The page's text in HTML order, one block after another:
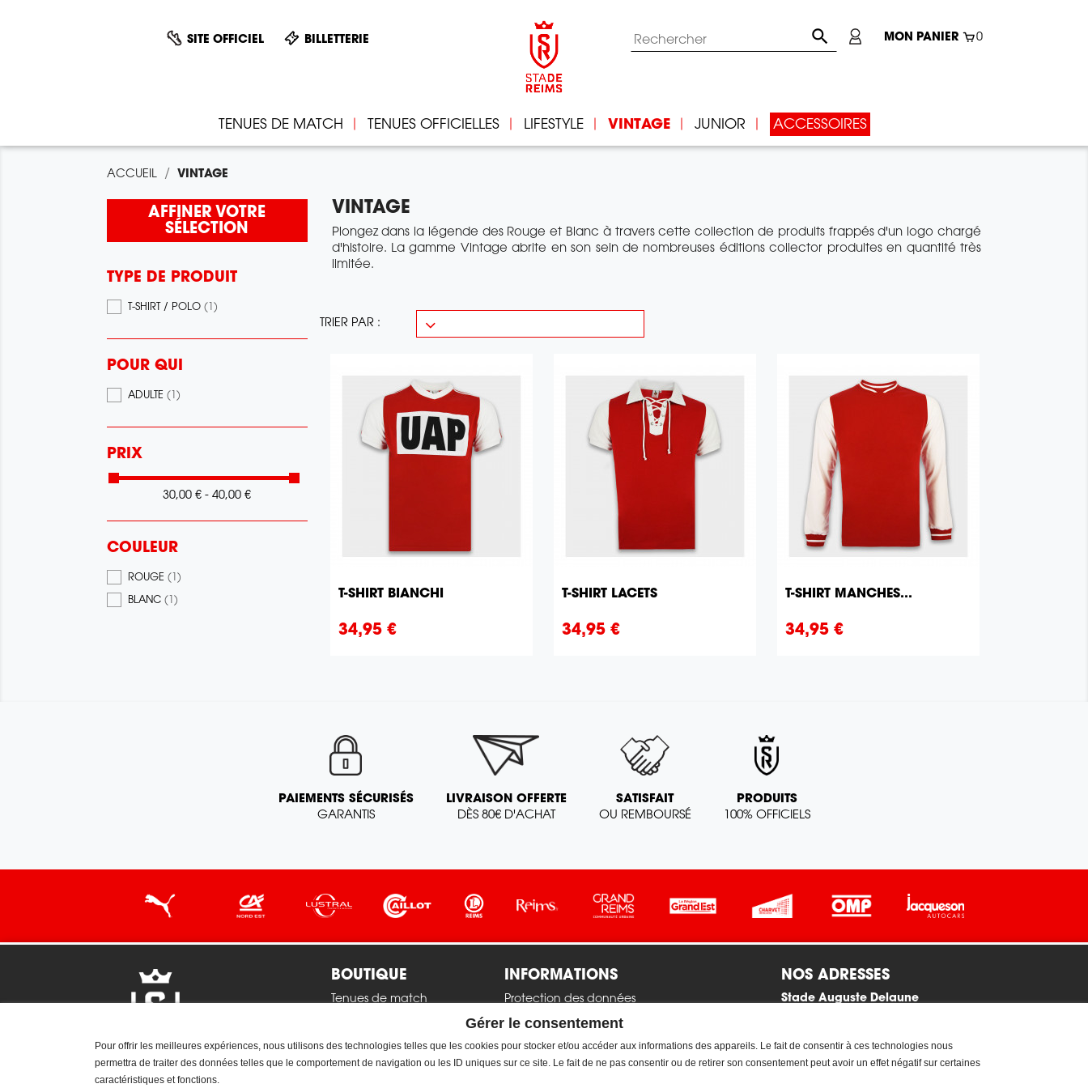
SITE OFFICIEL BILLETTERIE  MON PANIER 0
TENUES DE MATCH TENUES OFFICIELLES LIFESTYLE VINTAGE JUNIOR ACCESSOIRES
ACCUEIL VINTAGE
AFFINER VOTRE
SÉLECTION
TYPE DE PRODUIT
T-SHIRT / POLO (1)
POUR QUI
ADULTE (1)
PRIX
30,00 € - 40,00 €
COULEUR
ROUGE (1)
BLANC (1)
VINTAGE
Plongez dans la légende des Rouge et Blanc à travers cette collection de produits frappés d'un logo chargé
d'histoire. La gamme Vintage abrite en son sein de nombreuses éditions collector produites en quantité très
limitée.
TRIER PAR :
T-SHIRT BIANCHI
Prix
34,95 €
Aperçu rapide T-SHIRT LACETS
Prix
34,95 €
Aperçu rapide T-SHIRT MANCHES...
Prix
34,95 €
Aperçu rapide
PAIEMENTS SÉCURISÉS
GARANTIS
LIVRAISON OFFERTE
DÈS 80€ D'ACHAT
SATISFAIT
OU REMBOURSÉ
PRODUITS
100% OFFICIELS
BOUTIQUE
Tenues de match
Junior
Accessoires
INFORMATIONS
Protection des données
personnelles
Mentions Légales
NOS ADRESSES
Stade Auguste Delaune
Du mardi au samedi de 11h à 13h
et de 14h à 19h
Gérer le consentement
Pour offrir les meilleures expériences, nous utilisons des technologies telles que les cookies pour stocker et/ou accéder aux informations des appareils. Le fait de consentir à ces technologies nous
permettra de traiter des données telles que le comportement de navigation ou les ID uniques sur ce site. Le fait de ne pas consentir ou de retirer son consentement peut avoir un effet négatif sur certaines
caractéristiques et fonctions.